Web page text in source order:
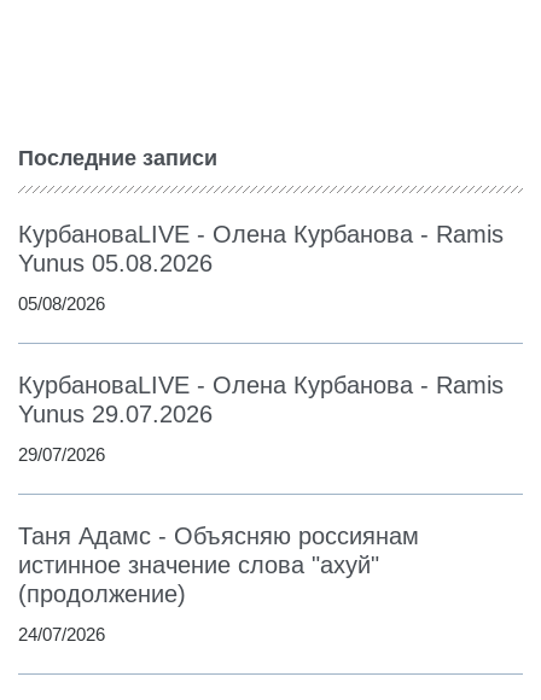
Последние записи
КурбановаLIVE - Олена Курбанова - Ramis
Yunus 05.08.2026
05/08/2026
КурбановаLIVE - Олена Курбанова - Ramis
Yunus 29.07.2026
29/07/2026
Таня Адамс - Объясняю россиянам
истинное значение слова "ахуй"
(продолжение)
24/07/2026